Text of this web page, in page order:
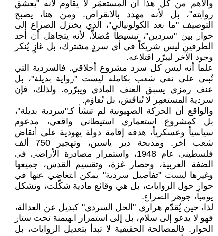
والأهم من كل هذا أن المستعمَر لا يقاوم لأنه "يعشق
روايته"، بل لأنه مهدد بالانقراض. ومن هنا، يصبح
التوصيف "ما بعد الكولونيالي"، الذي يختزل الصراع إلى
حوار بين "سردين"، تبسيطاً مُضلاًّ، لأنه يتجاهل أن أحد
الطرفين ليس شريكاً في أي سردٍ مشترك، بل غازٍ يُنكر
وجود الآخر ليبرّر اقتلاعه.
علماً أنه ليس كل سرد مشروع أخلاقي. فالسردية التي
تُبنى على نفي شعب بكامله ليست "رواية بديلة"، بل
عنف رمزي يسبق العنف المادي ويبرّره. ولذلك، فإن
سردية المستعمِر لا تُناقَش، بل تُقاوَم.
والواقع أن الحركة الصهيونية لم تنشأ كـ"سردية بديلة"،
بل كمشروع استعماري استيطاني واقعي، مدعوم
سياسياً وعسكرياً، هدفه إقامة دولة يهودية على أنقاض
شعب آخر. ومذبحة دير ياسين، وتهجير 750 ألف
فلسطيني عام 1948، واستمرار مصادرة الأراضي في
الضفة الغربية، وحصار غزة، وتقسيم القدس، جميعها
وغيرها ليست "تفاصيل سردية" يمكن التغاضي عنها في
حوار حول الروايات، بل هي وقائع مادية شكّلت، وتشكل
يومياً، جوهر الصراع.
لذا، حين يُقدّم هراري "الحل السردي" كبديل عن العدالة،
فهو لا يدعو إلى سلام، بل إلى استمرار الهيمنة تحت ستار
الحوار. فالمصالحة الحقيقية لا تبدأ بتعديل الروايات، بل